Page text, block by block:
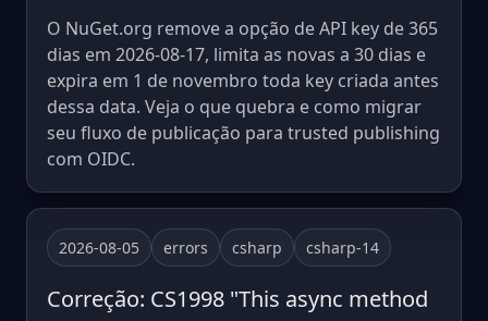
O NuGet.org remove a opção de API key de 365
dias em 2026-08-17, limita as novas a 30 dias e
expira em 1 de novembro toda key criada antes
dessa data. Veja o que quebra e como migrar
seu fluxo de publicação para trusted publishing
com OIDC.
2026-08-05 errors csharp csharp-14
Correção: CS1998 "This async method